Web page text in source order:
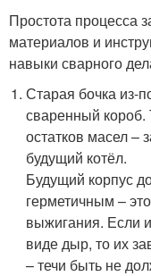
Простота процесса
материалов и
навыки сварного
Старая бочка из-
сваренный короб.
остатков масел –
будущий котёл.
Будущий корпус
герметичным –
выжигания. Если
виде дыр, то их
– течи быть не